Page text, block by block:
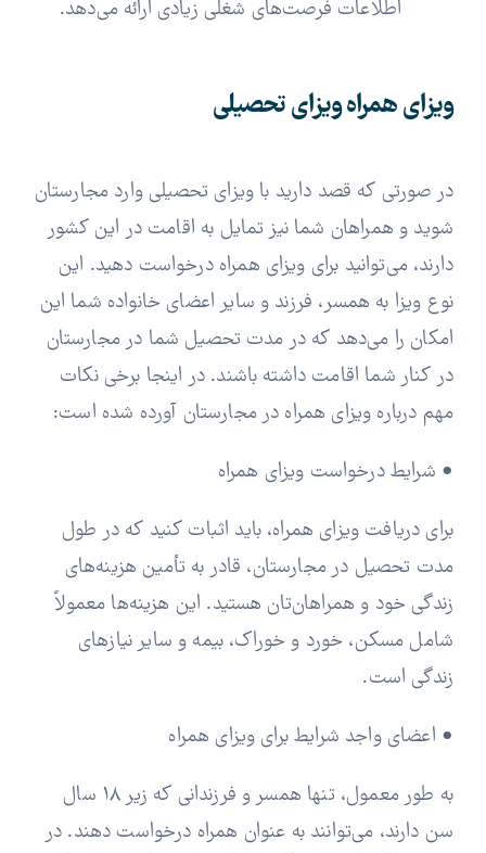
اطلاعات فرصت‌های شغلی زیادی ارائه می‌دهد.
ویزای همراه ویزای تحصیلی
در صورتی که قصد دارید با ویزای تحصیلی وارد مجارستان
شوید و همراهان شما نیز تمایل به اقامت در این کشور
دارند، می‌توانید برای ویزای همراه درخواست دهید. این
نوع ویزا به همسر، فرزند و سایر اعضای خانواده شما این
امکان را می‌دهد که در مدت تحصیل شما در مجارستان
در کنار شما اقامت داشته باشند. در اینجا برخی نکات
مهم درباره ویزای همراه در مجارستان آورده شده است:
• شرایط درخواست ویزای همراه
برای دریافت ویزای همراه، باید اثبات کنید که در طول
مدت تحصیل در مجارستان، قادر به تأمین هزینه‌های
زندگی خود و همراهان‌تان هستید. این هزینه‌ها معمولاً
شامل مسکن، خورد و خوراک، بیمه و سایر نیازهای
زندگی است.
• اعضای واجد شرایط برای ویزای همراه
به طور معمول، تنها همسر و فرزندانی که زیر 18 سال
سن دارند، می‌توانند به عنوان همراه درخواست دهند. در